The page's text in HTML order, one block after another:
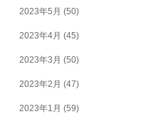
2023年5月 (50)
2023年4月 (45)
2023年3月 (50)
2023年2月 (47)
2023年1月 (59)